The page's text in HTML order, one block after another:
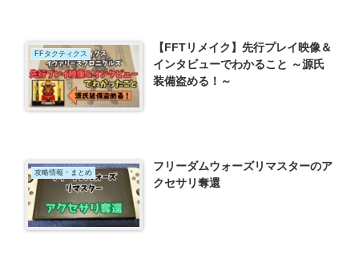
FFタクティクス
【FFTリメイク】先行プレイ映像＆
インタビューでわかること ～源氏
装備盗める！～
攻略情報・まとめ
フリーダムウォーズリマスターのア
クセサリ奪還